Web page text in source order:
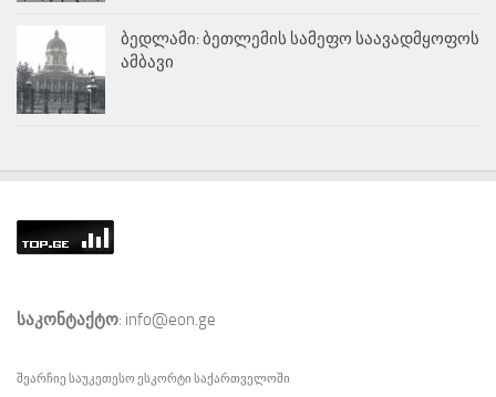
ბედლამი: ბეთლემის სამეფო საავადმყოფოს
ამბავი
საკონტაქტო: info@eon.ge
შეარჩიე საუკეთესო ესკორტი საქართველოში